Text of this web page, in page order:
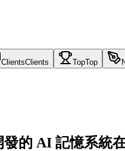
ClientsClients TopTop
的 AI 記憶系統